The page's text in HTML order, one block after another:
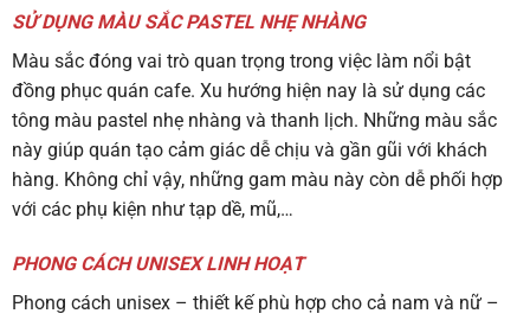
SỬ DỤNG MÀU SẮC PASTEL NHẸ NHÀNG
Màu sắc đóng vai trò quan trọng trong việc làm nổi bật
đồng phục quán cafe. Xu hướng hiện nay là sử dụng các
tông màu pastel nhẹ nhàng và thanh lịch. Những màu sắc
này giúp quán tạo cảm giác dễ chịu và gần gũi với khách
hàng. Không chỉ vậy, những gam màu này còn dễ phối hợp
với các phụ kiện như tạp dề, mũ,…
PHONG CÁCH UNISEX LINH HOẠT
Phong cách unisex – thiết kế phù hợp cho cả nam và nữ –